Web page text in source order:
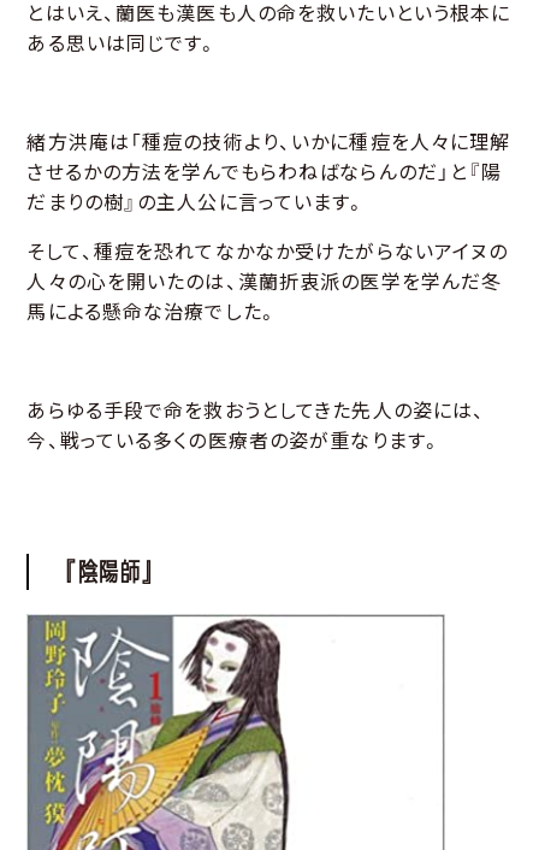
とはいえ、蘭医も漢医も人の命を救いたいという根本に
ある思いは同じです。
緒方洪庵は「種痘の技術より、いかに種痘を人々に理解
させるかの方法を学んでもらわねばならんのだ」と『陽
だまりの樹』の主人公に言っています。
そして、種痘を恐れてなかなか受けたがらないアイヌの
人々の心を開いたのは、漢蘭折衷派の医学を学んだ冬
馬による懸命な治療でした。
あらゆる手段で命を救おうとしてきた先人の姿には、
今、戦っている多くの医療者の姿が重なります。
『陰陽師』